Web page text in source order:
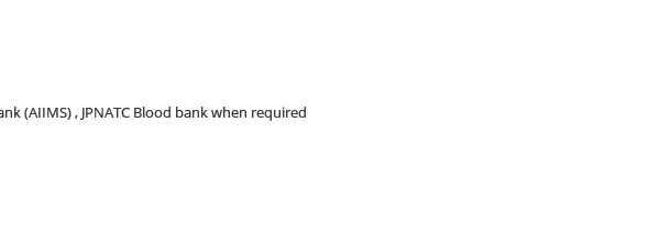
(AIIMS) , JPNATC Blood bank when required